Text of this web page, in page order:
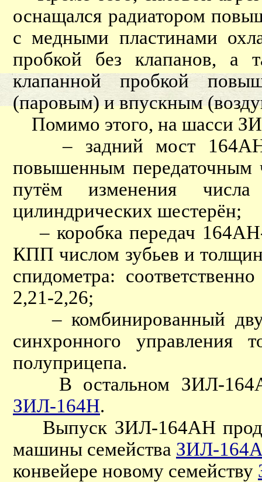
оснащался радиатором
с медными пластинами
пробкой без клапанов, а
клапанной пробкой
(паровым) и впускным
Помимо этого, на шасси
– задний мост 164АН-
повышенным передаточным
путём изменения
цилиндрических шестерён;
– коробка передач 164АН-
КПП числом зубьев и
спидометра:
2,21-2,26;
– комбинированный
синхронного управления
полуприцепа.
В остальном ЗИЛ-164АН
ЗИЛ-164Н.
Выпуск ЗИЛ-164АН
машины семейства ЗИЛ-
конвейере новому семейству